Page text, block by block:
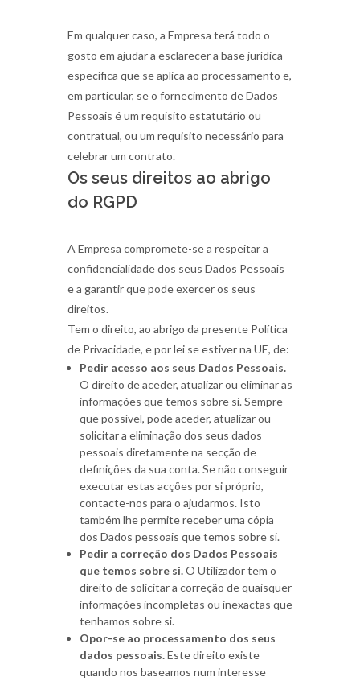
Em qualquer caso, a Empresa terá todo o
gosto em ajudar a esclarecer a base jurídica
específica que se aplica ao processamento e,
em particular, se o fornecimento de Dados
Pessoais é um requisito estatutário ou
contratual, ou um requisito necessário para
celebrar um contrato.
Os seus direitos ao abrigo
do RGPD
A Empresa compromete-se a respeitar a
confidencialidade dos seus Dados Pessoais
e a garantir que pode exercer os seus
direitos.
Tem o direito, ao abrigo da presente Política
de Privacidade, e por lei se estiver na UE, de:
Pedir acesso aos seus Dados Pessoais.
O direito de aceder, atualizar ou eliminar as
informações que temos sobre si. Sempre
que possível, pode aceder, atualizar ou
solicitar a eliminação dos seus dados
pessoais diretamente na secção de
definições da sua conta. Se não conseguir
executar estas acções por si próprio,
contacte-nos para o ajudarmos. Isto
também lhe permite receber uma cópia
dos Dados pessoais que temos sobre si.
Pedir a correção dos Dados Pessoais
que temos sobre si.O Utilizador tem o
direito de solicitar a correção de quaisquer
informações incompletas ou inexactas que
tenhamos sobre si.
Opor-se ao processamento dos seus
dados pessoais.Este direito existe
quando nos baseamos num interesse